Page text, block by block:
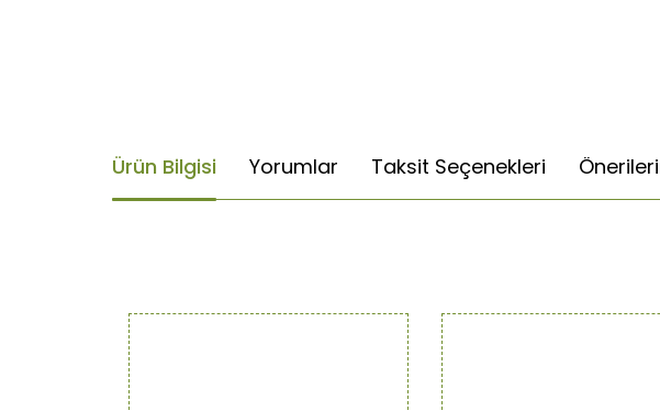
Ürün Bilgisi Yorumlar Taksit Seçenekleri
Bu
Ürün resmi kalitesiz, bozuk veya görüntülenemiyor.
Ürün açıklamasında eksik bilgiler bulunuyor.